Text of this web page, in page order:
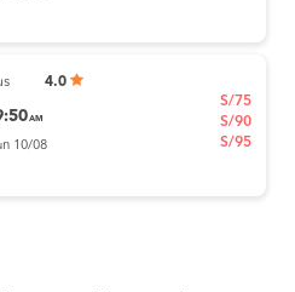
4.0
AM
10/08
S/75
S/90
S/95